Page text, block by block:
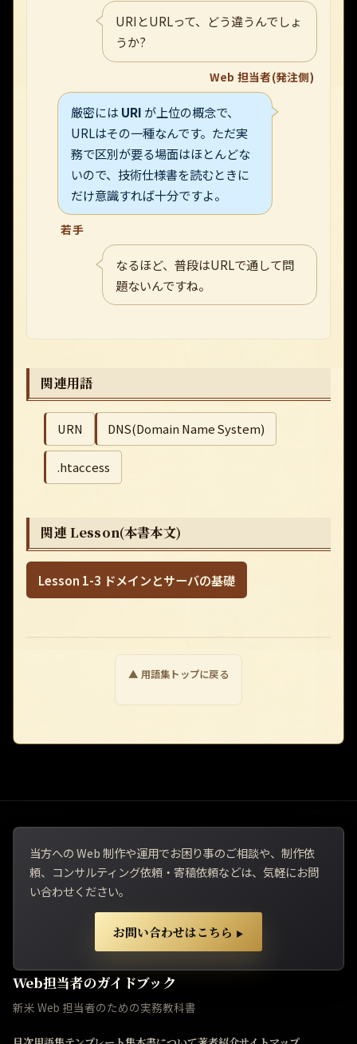
URIとURLって、どう違うんでしょ
うか?
Web 担当者(発注側)
厳密には URI が上位の概念で、
URLはその一種なんです。ただ実
務で区別が要る場面はほとんどな
いので、技術仕様書を読むときに
だけ意識すれば十分ですよ。
若手
なるほど、普段はURLで通して問
題ないんですね。
関連用語
URN DNS(Domain Name System)
.htaccess
関連 Lesson(本書本文)
Lesson 1-3 ドメインとサーバの基礎
▲ 用語集トップに戻る
Web担当者のガイドブック
新米 Web 担当者のための実務教科書
当方への Web 制作や運用でお困り事のご相談や、制作依
頼、コンサルティング依頼・寄稿依頼などは、気軽にお問
い合わせください。
お問い合わせはこちら ▶